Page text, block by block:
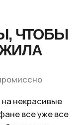
уже все
вам
И, может,
чат, где